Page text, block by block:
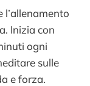
l’allenamento
Inizia con
ogni
sulle
e forza.